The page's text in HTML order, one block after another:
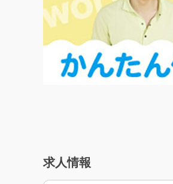
求人情報